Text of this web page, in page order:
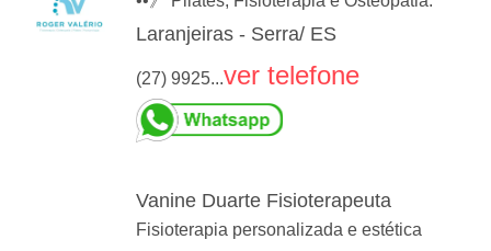
Laranjeiras - Serra/ ES
(27) 9925...ver telefone
Vanine Duarte Fisioterapeuta
Fisioterapia personalizada e estética